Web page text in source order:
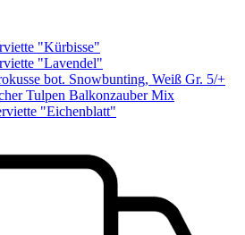
"Kürbisse"
"Lavendel"
bot. Snowbunting, Weiß Gr. 5/+
Tulpen Balkonzauber Mix
"Eichenblatt"